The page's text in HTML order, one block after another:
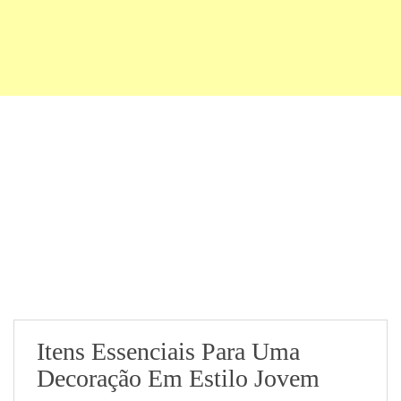
Itens Essenciais Para Uma
Decoração Em Estilo Jovem